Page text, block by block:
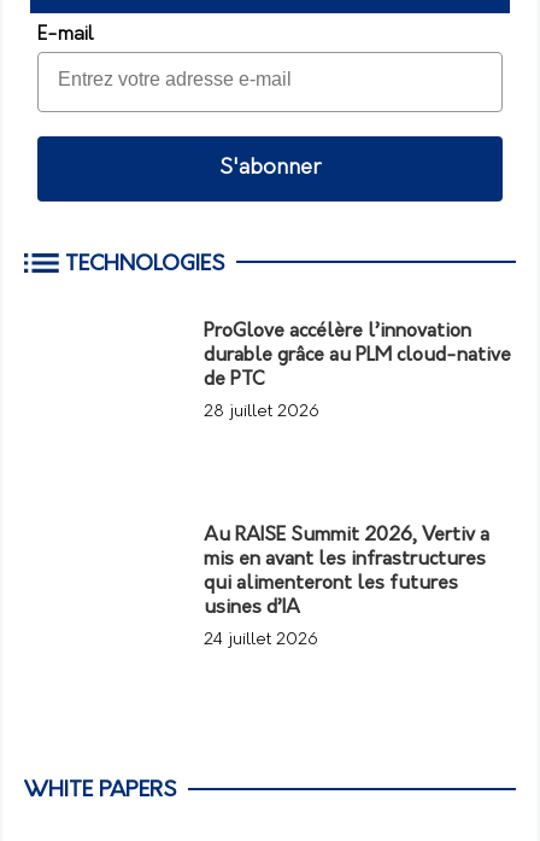
E-mail
S'abonner
TECHNOLOGIES
ProGlove accélère l’innovation
durable grâce au PLM cloud-native
de PTC
28 juillet 2026
Au RAISE Summit 2026, Vertiv a
mis en avant les infrastructures
qui alimenteront les futures
usines d’IA
24 juillet 2026
WHITE PAPERS